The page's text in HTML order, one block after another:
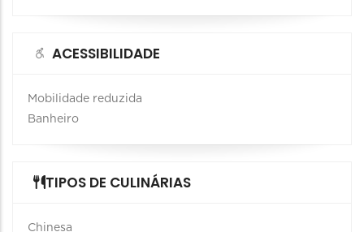
ACESSIBILIDADE
Mobilidade reduzida
Banheiro
TIPOS DE CULINÁRIAS
Chinesa